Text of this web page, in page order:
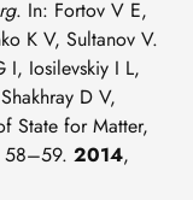
. In: Fortov V E,
K V, Sultanov V.
I, Iosilevskiy I L,
D V,
State for Matter,
58–59. 2014,